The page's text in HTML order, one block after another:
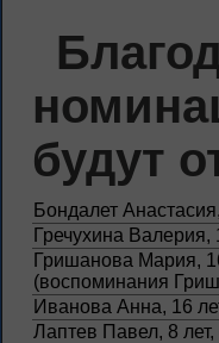
будут
Бондалет
Гречухина Валерия,
Гришанова Мария,
(воспоминания
Иванова Анна, 16
Лаптев Павел, 8